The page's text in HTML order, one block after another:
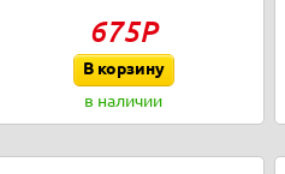
675Р
В корзину
в наличии